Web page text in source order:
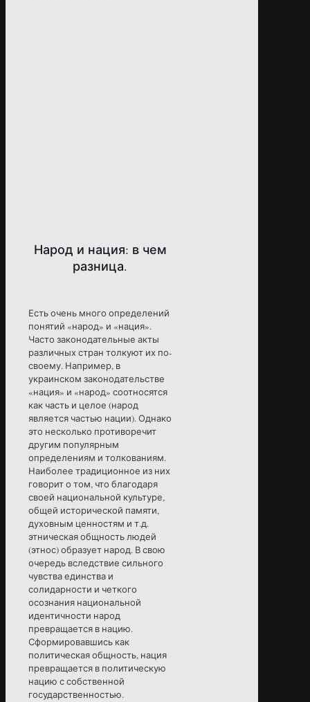
Народ и нация: в чем
разница.
Есть очень много определений
понятий «народ» и «нация».
Часто законодательные акты
различных стран толкуют их по-
своему. Например, в
украинском законодательстве
«нация» и «народ» соотносятся
как часть и целое (народ
является частью нации). Однако
это несколько противоречит
другим популярным
определениям и толкованиям.
Наиболее традиционное из них
говорит о том, что благодаря
своей национальной культуре,
общей исторической памяти,
духовным ценностям и т.д.
этническая общность людей
(этнос) образует народ. В свою
очередь вследствие сильного
чувства единства и
солидарности и четкого
осознания национальной
идентичности народ
превращается в нацию.
Сформировавшись как
политическая общность, нация
превращается в политическую
нацию с собственной
государственностью.